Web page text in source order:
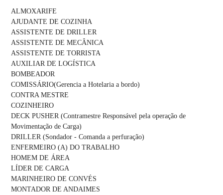
ALMOXARIFE
AJUDANTE DE COZINHA
ASSISTENTE DE DRILLER
ASSISTENTE DE MECÂNICA
ASSISTENTE DE TORRISTA
AUXILIAR DE LOGÍSTICA
BOMBEADOR
COMISSÁRIO(Gerencia a Hotelaria a bordo)
CONTRA MESTRE
COZINHEIRO
DECK PUSHER (Contramestre Responsável pela operação de
Movimentação de Carga)
DRILLER (Sondador - Comanda a perfuração)
ENFERMEIRO (A) DO TRABALHO
HOMEM DE ÁREA
LÍDER DE CARGA
MARINHEIRO DE CONVÉS
MONTADOR DE ANDAIMES